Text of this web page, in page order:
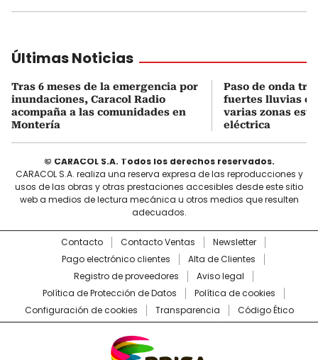
Últimas Noticias
Tras 6 meses de la emergencia por
inundaciones, Caracol Radio
acompaña a las comunidades en
Montería
Paso de onda
fuertes lluvias
varias zonas
eléctrica
© CARACOL S.A. Todos los derechos reservados.
CARACOL S.A. realiza una reserva expresa de las reproducciones y
usos de las obras y otras prestaciones accesibles desde este sitio
web a medios de lectura mecánica u otros medios que resulten
adecuados.
Contacto Contacto Ventas
Newsletter
Pago electrónico clientes
Alta de Clientes
Registro de proveedores
Aviso legal
Política de Protección de Datos
Política de cookies
Configuración de cookies
Transparencia Código Ético